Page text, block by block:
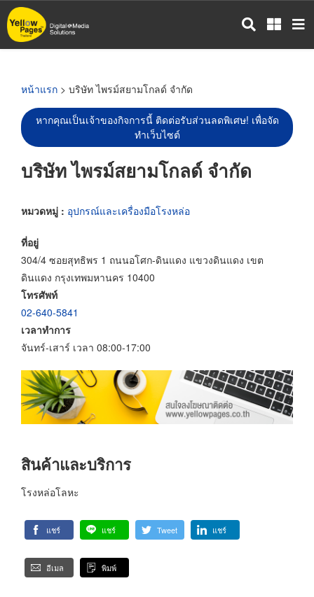
ข้าม
ไป
หน้าแรก > บริษัท ไพรม์สยามโกลด์ จำกัด
หากคุณเป็นเจ้าของกิจการนี้ ติดต่อรับส่วนลดพิเศษ! เพื่อจัด
ทำเว็บไซต์
บริษัท ไพรม์สยามโกลด์ จำกัด
หมวดหมู่ : อุปกรณ์และเครื่องมือโรงหล่อ
ที่อยู่
304/4 ซอยสุทธิพร 1 ถนนอโศก-ดินแดง แขวงดินแดง เขต
ดินแดง กรุงเทพมหานคร 10400
โทรศัพท์
02-640-5841
เวลาทำการ
จันทร์-เสาร์ เวลา 08:00-17:00
สินค้าและบริการ
โรงหล่อโลหะ
แชร์ แชร์ Tweet แชร์
อีเมล พิมพ์